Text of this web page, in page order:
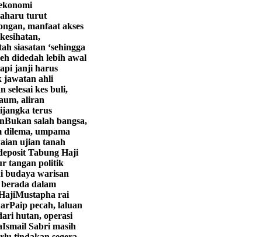
turut
manfaat akses
siasatan ‘sehingga
didedah lebih awal
janji harus
jawatan ahli
selesai kes buli,
aliran
terus
Bukan salah bangsa,
umpama
ujian tanah
Tabung Haji
tangan politik
budaya warisan
dalam
Mustapha rai
Paip pecah, laluan
hutan, operasi
Ismail Sabri masih